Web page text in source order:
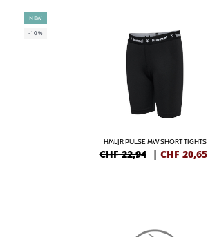
NEW
-10%
HMLJR PULSE MW SHORT TIGHTS
CHF 22,94 | CHF 20,65